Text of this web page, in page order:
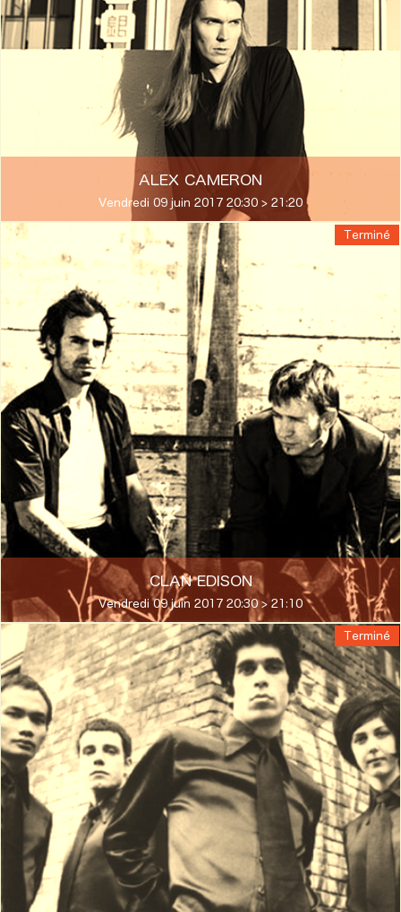
ALEX CAMERON
Vendredi 09 juin 2017 20:30 > 21:20
Terminé
CLAN EDISON
Vendredi 09 juin 2017 20:30 > 21:10
Terminé